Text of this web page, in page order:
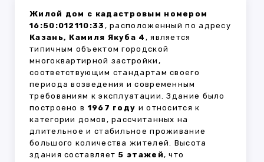
Жилой дом с кадастровым номером
16:50:012110:33 , расположенный по адресу
Казань, Камиля Якуба 4 , является
типичным объектом городской
многоквартирной застройки,
соответствующим стандартам своего
периода возведения и современным
требованиям к эксплуатации. Здание было
построено в 1967 году и относится к
категории домов, рассчитанных на
длительное и стабильное проживание
большого количества жителей. Высота
здания составляет 5 этажей, что